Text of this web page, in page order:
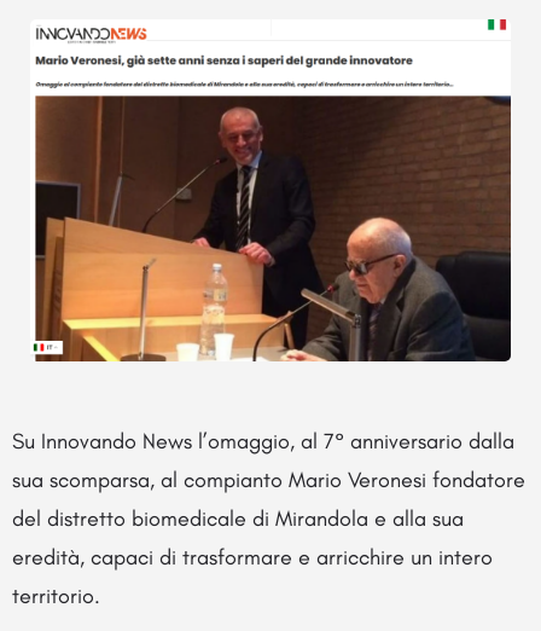
Su Innovando News l’omaggio, al 7° anniversario dalla
sua scomparsa, al compianto Mario Veronesi fondatore
del distretto biomedicale di Mirandola e alla sua
eredità, capaci di trasformare e arricchire un intero
territorio.